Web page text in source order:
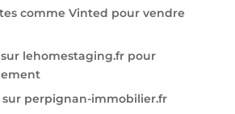
comme Vinted pour vendre
lehomestaging.fr pour
perpignan-immobilier.fr